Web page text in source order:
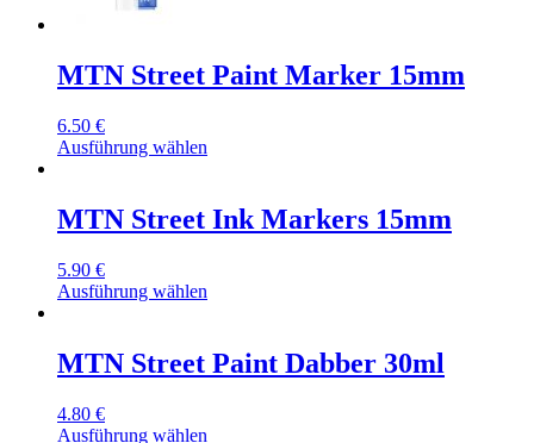
MTN Street Paint Marker 15mm
6.50 €
Ausführung wählen
MTN Street Ink Markers 15mm
5.90 €
Ausführung wählen
MTN Street Paint Dabber 30ml
4.80 €
Ausführung wählen